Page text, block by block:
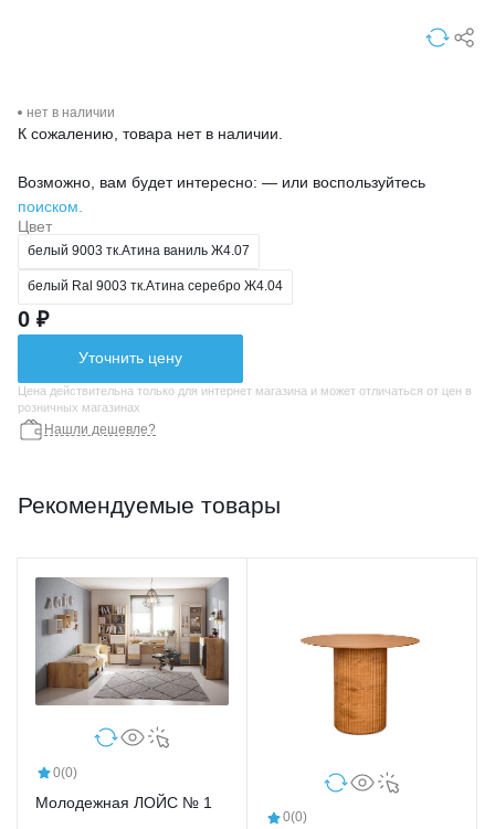
нет в наличии
К сожалению, товара нет в наличии.
Возможно, вам будет интересно: — или воспользуйтесь
поиском.
Цвет
белый 9003 тк.Атина ваниль Ж4.07
белый Ral 9003 тк.Атина серебро Ж4.04
0 ₽
Уточнить цену
Цена действительна только для интернет магазина и может отличаться от цен в
розничных магазинах
Нашли дешевле?
Рекомендуемые товары
0(0)
Молодежная ЛОЙС № 1
0(0)